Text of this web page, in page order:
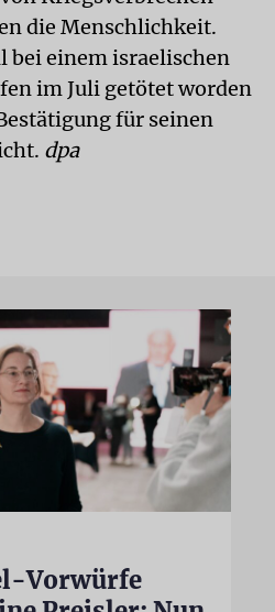
die Menschlichkeit.
bei einem israelischen
im Juli getötet worden
für seinen
dpa
Vorwürfe